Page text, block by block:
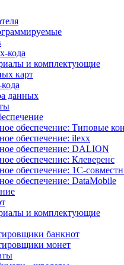
кода
и комплектующие
карт
данных
обеспечение: Типовые
обеспечение: ilexx
обеспечение: DALION
обеспечение: Клеверенс
обеспечение: 1С-
обеспечение: DataMobile
и комплектующие
банкнот
монет